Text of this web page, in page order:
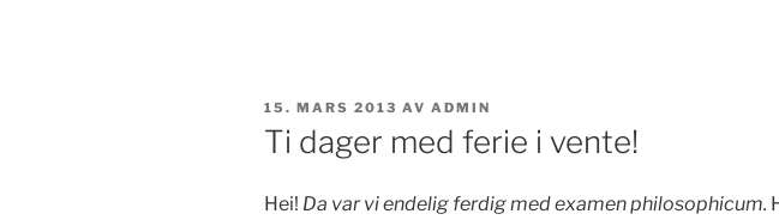
PUBLISERT
15. MARS 2013 AV ADMIN
Ti dager med ferie i vente!
Hei! Da var vi endelig ferdig med examen philosophicum.